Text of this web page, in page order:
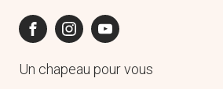
Un chapeau pour vous